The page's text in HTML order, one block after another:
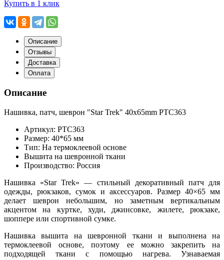
Купить в 1 клик
Описание
Отзывы
Доставка
Оплата
Описание
Нашивка, патч, шеврон "Star Trek" 40x65mm PTC363
Артикул: PTC363
Размер: 40*65 мм
Тип: На термоклеевой основе
Вышита на шевронной ткани
Производство: Россия
Нашивка «Star Trek» — стильный декоративный патч для
одежды, рюкзаков, сумок и аксессуаров. Размер 40×65 мм
делает шеврон небольшим, но заметным вертикальным
акцентом на куртке, худи, джинсовке, жилете, рюкзаке,
шоппере или спортивной сумке.
Нашивка вышита на шевронной ткани и выполнена на
термоклеевой основе, поэтому ее можно закрепить на
подходящей ткани с помощью нагрева. Узнаваемая